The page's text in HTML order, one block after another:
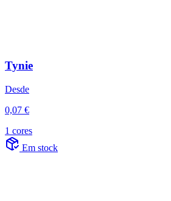
Tynie
Desde
0,07 €
1 cores
Em stock